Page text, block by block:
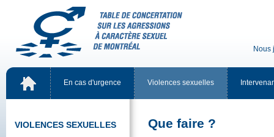
Encasd'urgence Violencessexuelles
VIOLENCESSEXUELLES Quefaire?